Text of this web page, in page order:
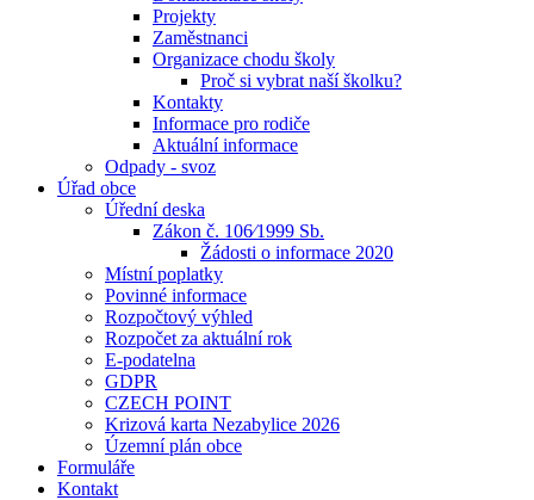
Projekty
Zaměstnanci
Organizace chodu školy
Proč si vybrat naší školku?
Kontakty
Informace pro rodiče
Aktuální informace
Odpady - svoz
Úřad obce
Úřední deska
Zákon č. 106⁄1999 Sb.
Žádosti o informace 2020
Místní poplatky
Povinné informace
Rozpočtový výhled
Rozpočet za aktuální rok
E-podatelna
GDPR
CZECH POINT
Krizová karta Nezabylice 2026
Územní plán obce
Formuláře
Kontakt